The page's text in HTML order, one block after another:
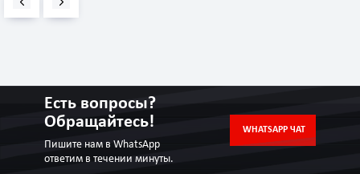
Есть вопросы?
Обращайтесь!
Пишите нам в WhatsApp
ответим в течении минуты.
WHATSAPP ЧАТ